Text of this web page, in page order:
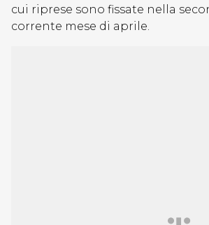
cui riprese sono fissate nella
corrente mese di aprile.